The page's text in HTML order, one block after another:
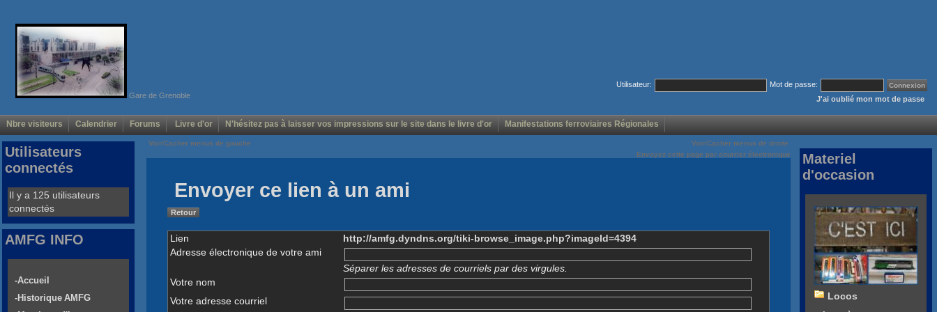
Gare de Grenoble
Utilisateur:
Mot de passe:
J'ai oublié mon mot de passe
Nbre visiteurs Calendrier Forums Livre d'or N'hésitez pas à laisser vos impressions sur le site dans le livre d'or Manifestations ferroviaires Régionales
Voir/Cacher menus de gauche
Voir/Cacher menus de droite
Envoyez cette page par courrier électronique
Envoyer ce lien à un ami
Retour
Lien
http://amfg.dyndns.org/tiki-browse_image.php?imageId=4394
Adresse électronique de votre ami
Séparer les adresses de courriels par des virgules.
Votre nom
Votre adresse courriel
Utilisateurs
connectés
Il y a 125 utilisateurs
connectés
AMFG INFO
-Accueil
-Historique AMFG
Materiel
d'occasion
Locos